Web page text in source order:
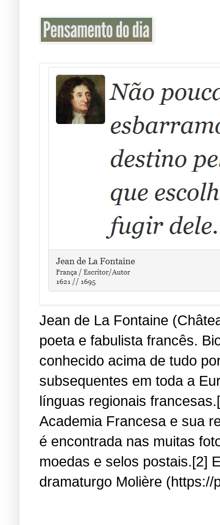
Jean de La Fontaine
poeta e fabulista francês.
conhecido acima de tudo
subsequentes em toda a
línguas regionais
Academia Francesa e sua
é encontrada nas muitas
moedas e selos postais.[2]
dramaturgo Molière